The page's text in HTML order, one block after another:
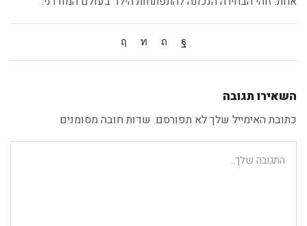
השאירו תגובה
כתובת האימייל שלך לא תפורסם. שדות חובה מסומנים